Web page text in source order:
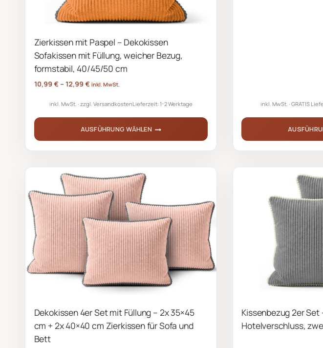
Zierkissen mit Paspel – Dekokissen
Sofakissen mit Füllung, weicher Bezug,
formstabil, 40/45/50 cm
10,99 € – 12,99 € inkl. MwSt.
inkl. MwSt. zzgl. VersandkostenLieferzeit:1-2 Werktage
AUSFÜHRUNG WÄHLEN
weist
mehrere
Varianten
auf.
Die
Optionen
können
auf
der
Produktseite
werden
inkl. MwSt. GRATIS
Dekokissen 4er Set mit Füllung – 2x 35×45
cm + 2x 40×40 cm Zierkissen für Sofa und
Bett
Kissenbezug 2er
Hotelverschluss,